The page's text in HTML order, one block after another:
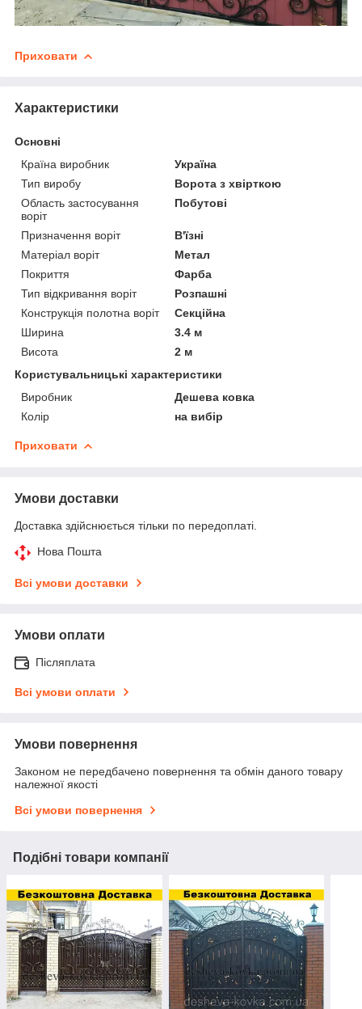
Приховати
Характеристики
Основні
Країна виробник
Україна
Тип виробу
Ворота з хвірткою
Область застосування
воріт
Побутові
Призначення воріт
В'їзні
Матеріал воріт
Метал
Покриття
Фарба
Тип відкривання воріт
Розпашні
Конструкція полотна воріт
Секційна
Ширина
3.4 м
Висота
2 м
Користувальницькі характеристики
Виробник
Дешева ковка
Колір
на вибір
Приховати
Умови доставки
Доставка здійснюється тільки по передоплаті.
Нова Пошта
Всі умови доставки
Умови оплати
Післяплата
Всі умови оплати
Умови повернення
Законом не передбачено повернення та обмін даного товару
належної якості
Всі умови повернення
Подібні товари компанії